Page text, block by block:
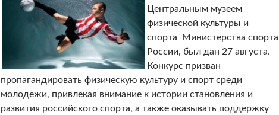
Центральным музеем
физической культуры и
спорта Министерства спорта
России, был дан 27 августа.
Конкурс призван
пропагандировать физическую культуру и спорт среди
молодежи, привлекая внимание к истории становления и
развития российского спорта, а также оказывать поддержку